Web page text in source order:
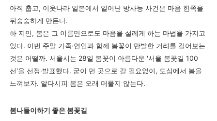
아직 춥고, 이웃나라 일본에서 일어난 방사능 사건은 마음 한쪽을
뒤숭숭하게 만든다.
하 지만, 봄은 그 이름만으로도 마음을 설레게 하는 마법을 가지고
있다. 이번 주말 가족·연인과 함께 봄꽃이 만발한 거리를 걸어보는
것은 어떨까. 서울시는 28일 봄꽃이 아름다운 '서울 봄꽃길 100
선'을 선정·발표했다. 굳이 먼 곳으로 갈 필요없이, 도심에서 봄을
느껴보자. 알다시피 봄은 오래 머물지 않는다.
봄나들이하기 좋은 봄꽃길